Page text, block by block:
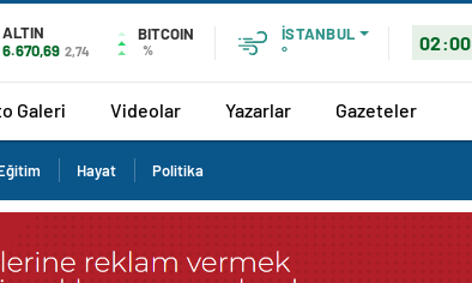
ALTIN
6.670,69 2,74
BITCOIN
%
İSTANBUL
°
02:00
Galeri Videolar Yazarlar Gazeteler
Hayat Politika